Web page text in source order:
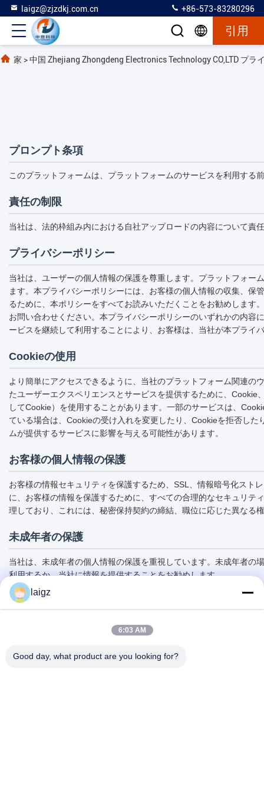
laigz@zjzdkj.com.cn +86-573-83280296
引用
家 >中国 Zhejiang Zhongdeng Electronics Technology CO,LTD プラ
プロンプト条項
このプラットフォームは、プラットフォームのサービスを利用する
責任の制限
当社は、法的枠組み内における自社アップロードの内容について
プライバシーポリシー
当社は、ユーザーの個人情報の保護を尊重します。プラットフォ
ます。本プライバシーポリシーには、お客様の個人情報の収集、
るために、本ポリシーをすべてお読みいただくことをお勧めしま
お問い合わせください。本プライバシーポリシーのいずれかの内
ービスを継続して利用することにより、お客様は、当社が本プラ
Cookieの使用
より簡単にアクセスできるように、当社のプラットフォーム関連
たユーザーエクスペリエンスとサービスを提供するために、
してCookie）を使用することがあります。一部のサービスは、
ている場合は、Cookieの受け入れを変更したり、Cookieを拒否し
ムが提供するサービスに影響を与える可能性があります。
お客様の個人情報の保護
お客様の情報セキュリティを保護するため、SSL、情報暗号化スト
に、お客様の情報を保護するために、すべての合理的なセキュリ
理しており、これには、秘密保持契約の締結、職位に応じた異なる
未成年者の保護
当社は、未成年者の個人情報の保護を重視しています。未成年者
利用するか、当社に情報を提供することをお勧めします。
laigz
6:03 AM
Good day, what product are you looking for?